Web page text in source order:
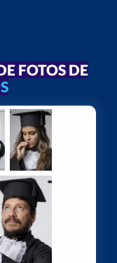
FOTOS DE